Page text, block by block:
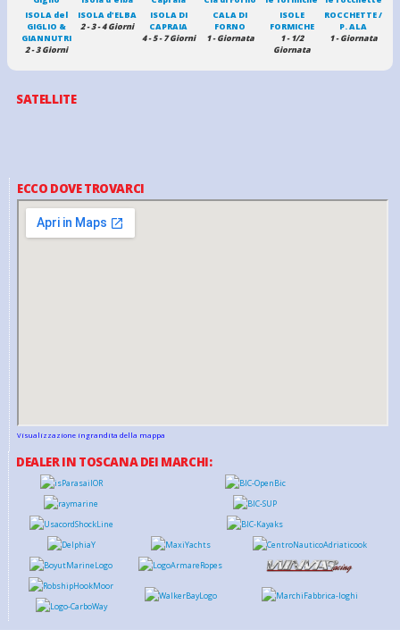
ISOLA del
GIGLIO &
GIANNUTRI
2 - 3 Giorni
ISOLA d'ELBA
2 - 3 - 4 Giorni
ISOLA DI
CAPRAIA
4 - 5 - 7 Giorni
CALA DI
FORNO
1 - Giornata
ISOLE
FORMICHE
1 - 1/2
Giornata
ROCCHETTE /
P. ALA
1 - Giornata
SATELLITE
ECCO DOVE TROVARCI
Visualizzazione ingrandita della mappa
DEALER IN TOSCANA DEI MARCHI: